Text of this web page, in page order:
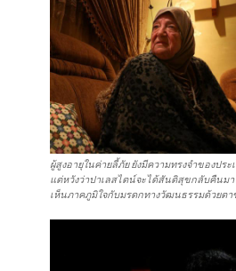
ผู้สูงอายุในค่ายลี้ภัย ยังมีความทรงจำของปร
แต่หวังว่าปาเลสไตน์จะได้สันติสุขกลับคืนมา
เห็นภาคภูมิใจกับมรดกทางวัฒนธรรมด้วยตา